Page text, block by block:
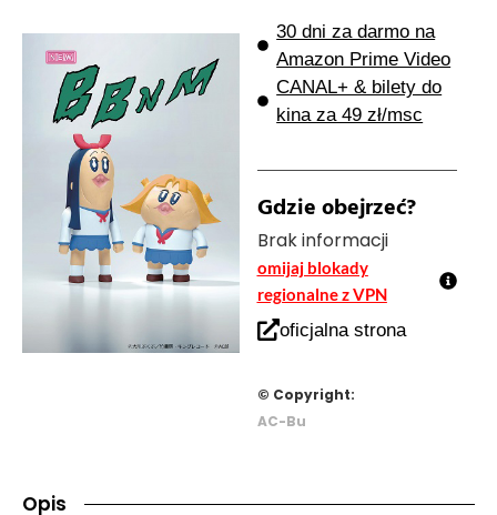
30 dni za darmo na
Amazon Prime Video
CANAL+ & bilety do
kina za 49 zł/msc
Gdzie obejrzeć?
Brak informacji
omijaj blokady
regionalne z VPN
oficjalna strona
© Copyright:
AC-Bu
Opis